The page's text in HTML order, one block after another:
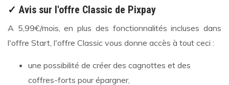
✓ Avis sur l'offre Classic de Pixpay
A 5,99€/mois, en plus des fonctionnalités incluses dans
l'offre Start, l'offre Classic vous donne accès à tout ceci :
une possibilité de créer des cagnottes et des
coffres-forts pour épargner,